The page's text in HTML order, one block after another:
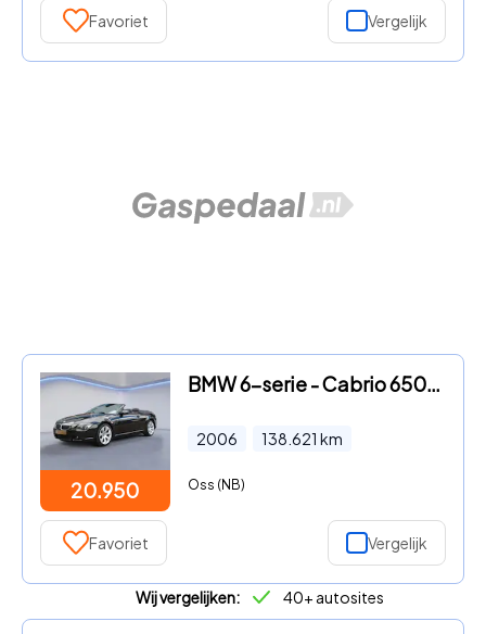
Favoriet Vergelijk
20.950
BMW 6-serie - Cabrio 650 Ci Cabriolet High Executive/Youngtimer/Apple Carp
2006 138.621 km
Oss (NB)
Favoriet Vergelijk
Wij vergelijken: 40+ autosites